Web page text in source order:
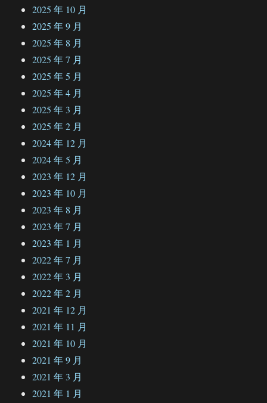
2025 年 10 月
2025 年 9 月
2025 年 8 月
2025 年 7 月
2025 年 5 月
2025 年 4 月
2025 年 3 月
2025 年 2 月
2024 年 12 月
2024 年 5 月
2023 年 12 月
2023 年 10 月
2023 年 8 月
2023 年 7 月
2023 年 1 月
2022 年 7 月
2022 年 3 月
2022 年 2 月
2021 年 12 月
2021 年 11 月
2021 年 10 月
2021 年 9 月
2021 年 3 月
2021 年 1 月